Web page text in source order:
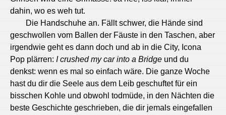
dahin, wo es weh tut.
Die Handschuhe an. Fällt schwer, die Hände sind
geschwollen vom Ballen der Fäuste in den Taschen, aber
irgendwie geht es dann doch und ab in die City, Icona
Pop plärren: I crushed my car into a Bridge und du
denkst: wenn es mal so einfach wäre. Die ganze Woche
hast du dir die Seele aus dem Leib geschuftet für ein
bisschen Kohle und obwohl todmüde, in den Nächten die
beste Geschichte geschrieben, die dir jemals eingefallen